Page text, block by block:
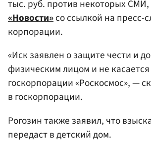
тыс. руб. против некоторых
«Новости»со ссылкой на пресс-
корпорации.
«Иск заявлен о защите чести и
физическим лицом и не
госкорпорации «Роскосмос», —
в госкорпорации.
Рогозин также заявил, что
передаст в детский дом.